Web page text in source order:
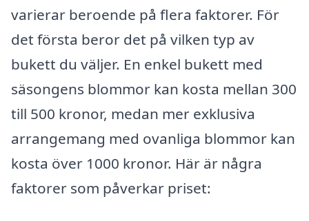
varierar beroende på flera faktorer. För
det första beror det på vilken typ av
bukett du väljer. En enkel bukett med
säsongens blommor kan kosta mellan 300
till 500 kronor, medan mer exklusiva
arrangemang med ovanliga blommor kan
kosta över 1000 kronor. Här är några
faktorer som påverkar priset: